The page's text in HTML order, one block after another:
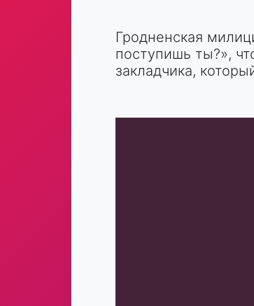
Гродненская
поступишь ты?»,
закладчика,